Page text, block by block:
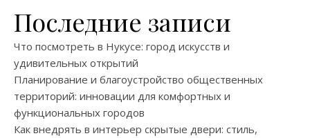
Последние записи
Что посмотреть в Нукусе: город искусств и
удивительных открытий
Планирование и благоустройство общественных
территорий: инновации для комфортных и
функциональных городов
Как внедрять в интерьер скрытые двери: стиль,